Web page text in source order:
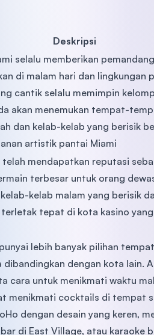
Deskripsi
selalu memberikan
di malam hari dan lingkungan
cantik selalu memimpin
akan menemukan tempat-
dan kelab-kelab yang berisik
artistik pantai Miami
telah mendapatkan reputasi
terbesar untuk orang
kelab malam yang berisik
terletak tepat di kota kasino
lebih banyak pilihan
dibandingkan dengan kota lain.
cara untuk menikmati waktu
menikmati cocktails di tempat
dengan desain yang keren,
di East Village, atau karaoke